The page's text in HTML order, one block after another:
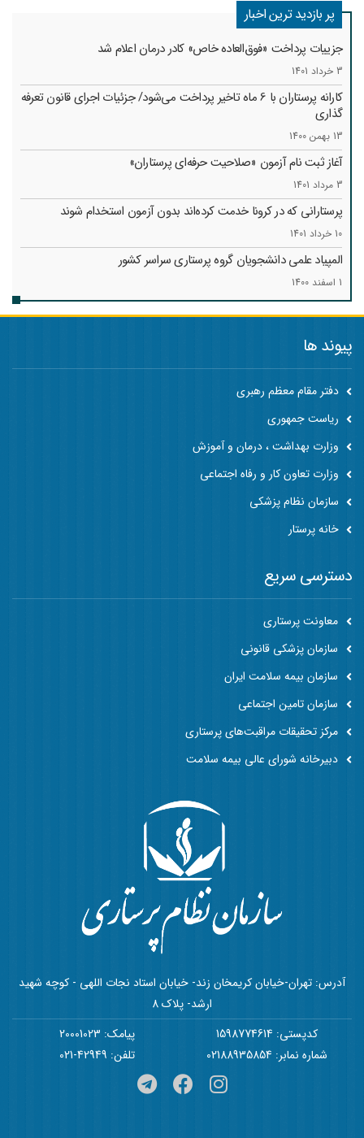
پر بازدید ترین اخبار
جزییات پرداخت «فوق‌العاده خاص» کادر درمان اعلام شد
3 خرداد 1401
کارانه‌ پرستاران با 6 ماه تاخیر پرداخت می‌شود/ جزئیات اجرای قانون تعرفه
گذاری
13 بهمن 1400
آغاز ثبت نام آزمون «صلاحیت حرفه‌ای پرستاران»
3 مرداد 1401
پرستارانی که در کرونا خدمت کرد‌ه‌اند بدون آزمون استخدام شوند
10 خرداد 1401
المپیاد علمی دانشجویان گروه پرستاری سراسر کشور
1 اسفند 1400
پیوند ها
دفتر مقام معظم رهبری
ریاست جمهوری
وزارت بهداشت ، درمان و آموزش
وزارت تعاون کار و رفاه اجتماعی
سازمان نظام پزشکی
خانه پرستار
آدرس: تهران-خیابان کریمخان زند- خیابان استاد نجات اللهی - کوچه شهید
ارشد- پلاک 8
کدپستی: 1598774614
پیامک: 20001023
شماره نمابر: 02188935854
تلفن: 42949-021
دسترسی سریع
معاونت پرستاری
سازمان پزشکی قانونی
سازمان بیمه سلامت ایران
سازمان تامین اجتماعی
مرکز تحقیقات مراقبت‌های پرستاری
دبیرخانه شورای عالی بیمه سلامت